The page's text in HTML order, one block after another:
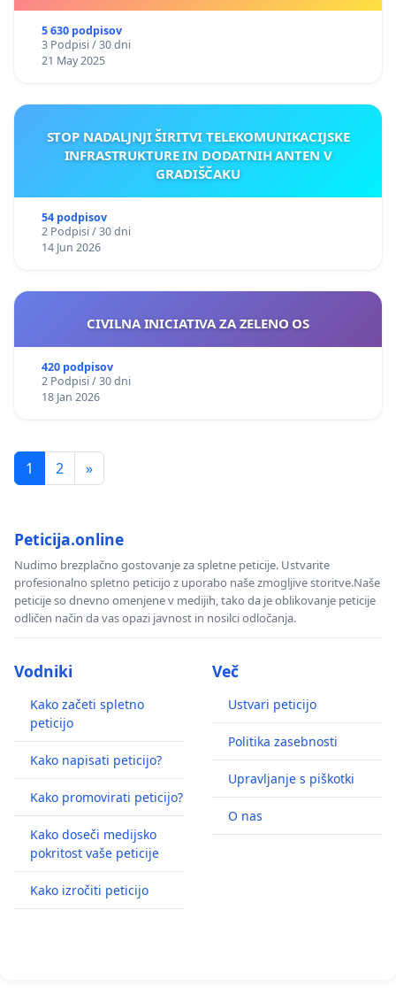
5 630 podpisov
3 Podpisi / 30 dni
21 May 2025
STOP NADALJNJI ŠIRITVI TELEKOMUNIKACIJSKE
INFRASTRUKTURE IN DODATNIH ANTEN V
GRADIŠČAKU
54 podpisov
2 Podpisi / 30 dni
14 Jun 2026
CIVILNA INICIATIVA ZA ZELENO OS
420 podpisov
2 Podpisi / 30 dni
18 Jan 2026
1 2 »
Peticija.online
Nudimo brezplačno gostovanje za spletne peticije. Ustvarite
profesionalno spletno peticijo z uporabo naše zmogljive storitve.Naše
peticije so dnevno omenjene v medijih, tako da je oblikovanje peticije
odličen način da vas opazi javnost in nosilci odločanja.
Vodniki
Kako začeti spletno
peticijo
Kako napisati peticijo?
Kako promovirati peticijo?
Kako doseči medijsko
pokritost vaše peticije
Kako izročiti peticijo
Več
Ustvari peticijo
Politika zasebnosti
Upravljanje s piškotki
O nas